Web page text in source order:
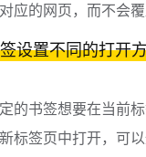
应的网页，而不会覆
设置不同的打开
的书签想要在当前
标签页中打开，可